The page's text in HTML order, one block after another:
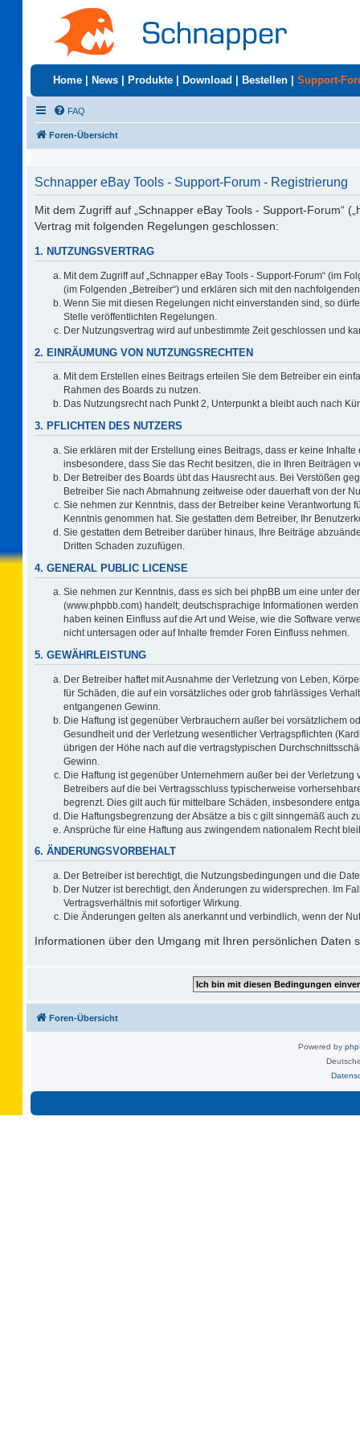
Home News Produkte Download Bestellen Support-
FAQ
Foren-Übersicht
Schnapper eBay Tools - Support-Forum - Registrierung
Mit dem Zugriff auf „Schnapper eBay Tools - Support-Forum“
Vertrag mit folgenden Regelungen geschlossen:
1. NUTZUNGSVERTRAG
Mit dem Zugriff auf „Schnapper eBay Tools - Support-Forum“ (im
(im Folgenden „Betreiber“) und erklären sich mit den
Wenn Sie mit diesen Regelungen nicht einverstanden sind, so
Stelle veröffentlichten Regelungen.
Der Nutzungsvertrag wird auf unbestimmte Zeit geschlossen und
2. EINRÄUMUNG VON NUTZUNGSRECHTEN
Mit dem Erstellen eines Beitrags erteilen Sie dem Betreiber ein
Rahmen des Boards zu nutzen.
Das Nutzungsrecht nach Punkt 2, Unterpunkt a bleibt auch nach
3. PFLICHTEN DES NUTZERS
Sie erklären mit der Erstellung eines Beitrags, dass er keine
insbesondere, dass Sie das Recht besitzen, die in Ihren Beiträgen
Der Betreiber des Boards übt das Hausrecht aus. Bei Verstößen
Betreiber Sie nach Abmahnung zeitweise oder dauerhaft von der
Sie nehmen zur Kenntnis, dass der Betreiber keine Verantwortung
Kenntnis genommen hat. Sie gestatten dem Betreiber, Ihr
Sie gestatten dem Betreiber darüber hinaus, Ihre Beiträge
Dritten Schaden zuzufügen.
4. GENERAL PUBLIC LICENSE
Sie nehmen zur Kenntnis, dass es sich bei phpBB um eine unter der
(www.phpbb.com) handelt; deutschsprachige Informationen
haben keinen Einfluss auf die Art und Weise, wie die Software
nicht untersagen oder auf Inhalte fremder Foren Einfluss nehmen.
5. GEWÄHRLEISTUNG
Der Betreiber haftet mit Ausnahme der Verletzung von Leben,
für Schäden, die auf ein vorsätzliches oder grob fahrlässiges
entgangenen Gewinn.
Die Haftung ist gegenüber Verbrauchern außer bei vorsätzlichem
Gesundheit und der Verletzung wesentlicher Vertragspflichten
übrigen der Höhe nach auf die vertragstypischen
Gewinn.
Die Haftung ist gegenüber Unternehmern außer bei der
Betreibers auf die bei Vertragsschluss typischerweise
begrenzt. Dies gilt auch für mittelbare Schäden, insbesondere
Die Haftungsbegrenzung der Absätze a bis c gilt sinngemäß auch
Ansprüche für eine Haftung aus zwingendem nationalem Recht
6. ÄNDERUNGSVORBEHALT
Der Betreiber ist berechtigt, die Nutzungsbedingungen und die
Der Nutzer ist berechtigt, den Änderungen zu widersprechen. Im
Vertragsverhältnis mit sofortiger Wirkung.
Die Änderungen gelten als anerkannt und verbindlich, wenn der
Informationen über den Umgang mit Ihren persönlichen Daten
Foren-Übersicht
Powered by